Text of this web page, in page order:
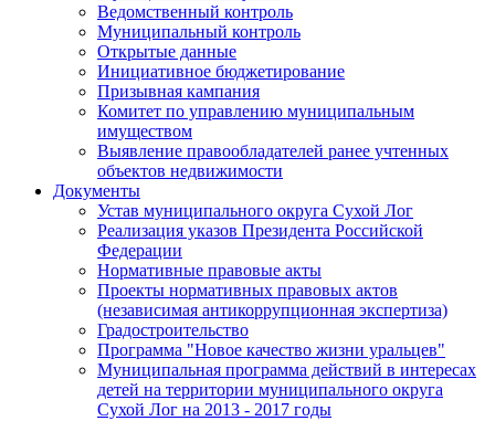
Ведомственный контроль
Муниципальный контроль
Открытые данные
Инициативное бюджетирование
Призывная кампания
Комитет по управлению муниципальным
имуществом
Выявление правообладателей ранее учтенных
объектов недвижимости
Документы
Устав муниципального округа Сухой Лог
Реализация указов Президента Российской
Федерации
Нормативные правовые акты
Проекты нормативных правовых актов
(независимая антикоррупционная экспертиза)
Градостроительство
Программа "Новое качество жизни уральцев"
Муниципальная программа действий в интересах
детей на территории муниципального округа
Сухой Лог на 2013 - 2017 годы